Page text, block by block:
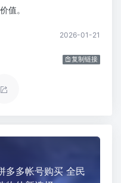
值。
2026-01-21
复制链接
多多帐号购买 全民